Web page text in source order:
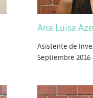
Ana Luisa
Asistente de
Septiembre 2016